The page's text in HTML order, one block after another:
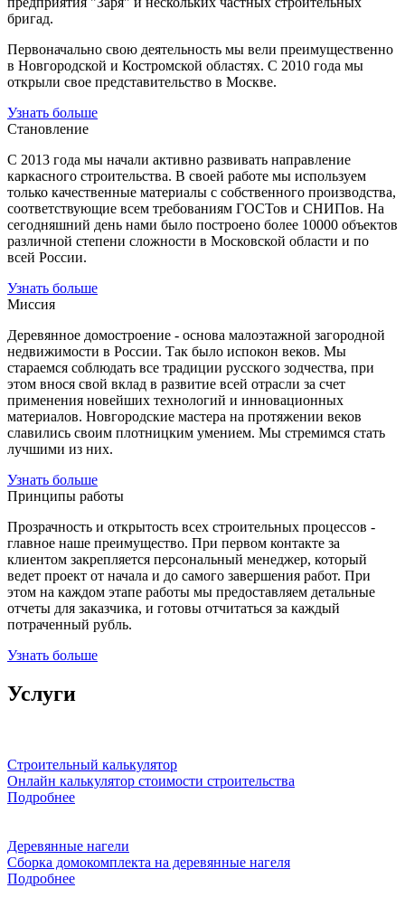
бригад.
Первоначально свою деятельность мы вели преимущественно
в Новгородской и Костромской областях. С 2010 года мы
открыли свое представительство в Москве.
Узнать больше
Становление
С 2013 года мы начали активно развивать направление
каркасного строительства. В своей работе мы используем
только качественные материалы с собственного производства,
соответствующие всем требованиям ГОСТов и СНИПов. На
сегодняшний день нами было построено более 10000 объектов
различной степени сложности в Московской области и по
всей России.
Узнать больше
Миссия
Деревянное домостроение - основа малоэтажной загородной
недвижимости в России. Так было испокон веков. Мы
стараемся соблюдать все традиции русского зодчества, при
этом внося свой вклад в развитие всей отрасли за счет
применения новейших технологий и инновационных
материалов. Новгородские мастера на протяжении веков
славились своим плотницким умением. Мы стремимся стать
лучшими из них.
Узнать больше
Принципы работы
Прозрачность и открытость всех строительных процессов -
главное наше преимущество. При первом контакте за
клиентом закрепляется персональный менеджер, который
ведет проект от начала и до самого завершения работ. При
этом на каждом этапе работы мы предоставляем детальные
отчеты для заказчика, и готовы отчитаться за каждый
потраченный рубль.
Узнать больше
Услуги
Строительный калькулятор
Онлайн калькулятор стоимости строительства
Подробнее
Деревянные нагели
Сборка домокомплекта на деревянные нагеля
Подробнее